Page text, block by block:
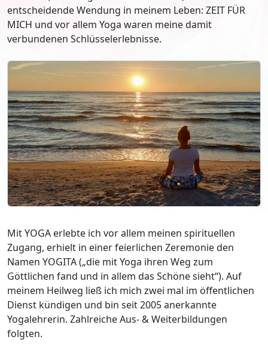
entscheidende Wendung in meinem Leben: ZEIT FÜR
MICH und vor allem Yoga waren meine damit
verbundenen Schlüsselerlebnisse.
Mit YOGA erlebte ich vor allem meinen spirituellen
Zugang, erhielt in einer feierlichen Zeremonie den
Namen YOGITA („die mit Yoga ihren Weg zum
Göttlichen fand und in allem das Schöne sieht“). Auf
meinem Heilweg ließ ich mich zwei mal im öffentlichen
Dienst kündigen und bin seit 2005 anerkannte
Yogalehrerin. Zahlreiche Aus- & Weiterbildungen
folgten.